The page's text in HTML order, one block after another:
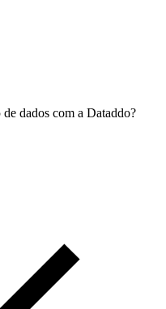
dados com a Dataddo?